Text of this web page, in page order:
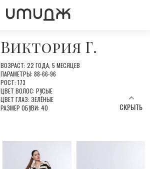
Виктория Г.
ВОЗРАСТ: 22 ГОДА, 5 МЕСЯЦЕВ
ПАРАМЕТРЫ: 88-66-96
РОСТ: 173
ЦВЕТ ВОЛОС: РУСЫЕ
ЦВЕТ ГЛАЗ: ЗЕЛЁНЫЕ
РАЗМЕР ОБУВИ: 40
СКРЫТЬ